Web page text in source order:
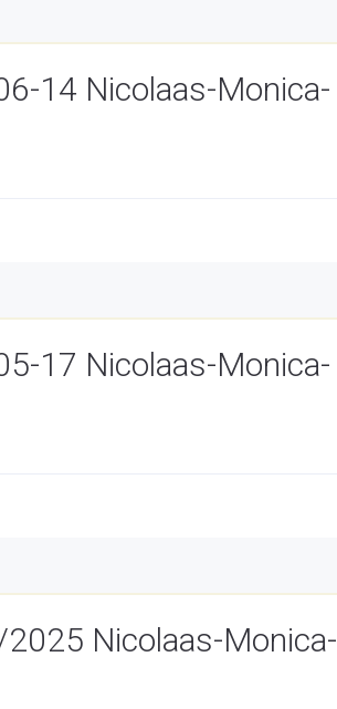
14 Nicolaas-Monica-
17 Nicolaas-Monica-
Nicolaas-Monica-